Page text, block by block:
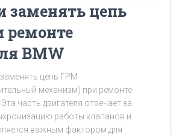
заменять цепь
BMW
цепь ГРМ
механизм) при ремонте
часть двигателя отвечает за
работы клапанов и
важным фактором для